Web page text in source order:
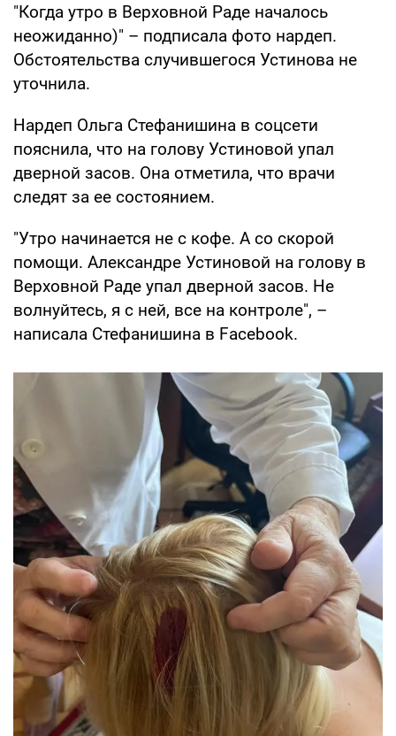
"Когда утро в Верховной Раде началось
неожиданно)" – подписала фото нардеп.
Обстоятельства случившегося Устинова не
уточнила.
Нардеп Ольга Стефанишина в соцсети
пояснила, что на голову Устиновой упал
дверной засов. Она отметила, что врачи
следят за ее состоянием.
"Утро начинается не с кофе. А со скорой
помощи. Александре Устиновой на голову в
Верховной Раде упал дверной засов. Не
волнуйтесь, я с ней, все на контроле", –
написала Стефанишина в Facebook.